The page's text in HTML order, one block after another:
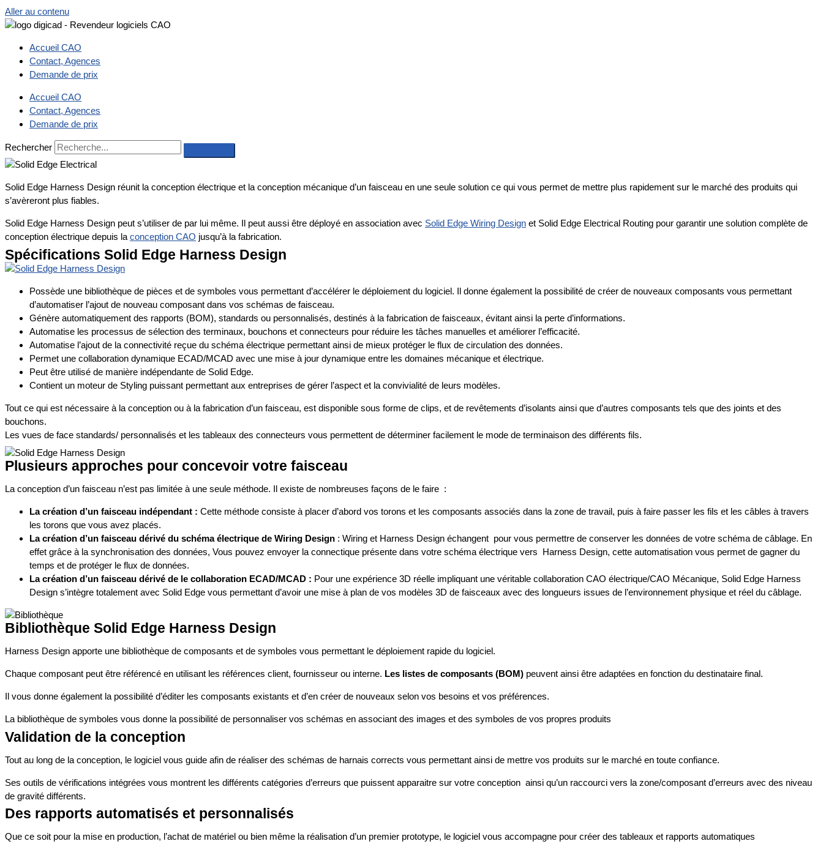
Aller au contenu
Accueil CAO
Contact, Agences
Demande de prix
Accueil CAO
Contact, Agences
Demande de prix
Rechercher
Solid Edge Harness Design réunit la conception électrique et la conception mécanique d’un faisceau en une seule solution ce qui vous permet de mettre plus rapidement sur le marché des produits qui
s’avèreront plus fiables.
Solid Edge Harness Design peut s’utiliser de par lui même. Il peut aussi être déployé en association avec Solid Edge Wiring Design et Solid Edge Electrical Routing pour garantir une solution complète de
conception électrique depuis la conception CAO jusqu’à la fabrication.
Spécifications Solid Edge Harness Design
Possède une bibliothèque de pièces et de symboles vous permettant d’accélérer le déploiement du logiciel. Il donne également la possibilité de créer de nouveaux composants vous permettant
d’automatiser l’ajout de nouveau composant dans vos schémas de faisceau.
Génère automatiquement des rapports (BOM), standards ou personnalisés, destinés à la fabrication de faisceaux, évitant ainsi la perte d’informations.
Automatise les processus de sélection des terminaux, bouchons et connecteurs pour réduire les tâches manuelles et améliorer l’efficacité.
Automatise l’ajout de la connectivité reçue du schéma électrique permettant ainsi de mieux protéger le flux de circulation des données.
Permet une collaboration dynamique ECAD/MCAD avec une mise à jour dynamique entre les domaines mécanique et électrique.
Peut être utilisé de manière indépendante de Solid Edge.
Contient un moteur de Styling puissant permettant aux entreprises de gérer l’aspect et la convivialité de leurs modèles.
Tout ce qui est nécessaire à la conception ou à la fabrication d’un faisceau, est disponible sous forme de clips, et de revêtements d’isolants ainsi que d’autres composants tels que des joints et des
bouchons.
Les vues de face standards/ personnalisés et les tableaux des connecteurs vous permettent de déterminer facilement le mode de terminaison des différents fils.
Plusieurs approches pour concevoir votre faisceau
La conception d’un faisceau n’est pas limitée à une seule méthode. Il existe de nombreuses façons de le faire :
La création d’un faisceau indépendant : Cette méthode consiste à placer d’abord vos torons et les composants associés dans la zone de travail, puis à faire passer les fils et les câbles à travers
les torons que vous avez placés.
La création d’un faisceau dérivé du schéma électrique de Wiring Design : Wiring et Harness Design échangent pour vous permettre de conserver les données de votre schéma de câblage. En
effet grâce à la synchronisation des données, Vous pouvez envoyer la connectique présente dans votre schéma électrique vers Harness Design, cette automatisation vous permet de gagner du
temps et de protéger le flux de données.
La création d’un faisceau dérivé de le collaboration ECAD/MCAD : Pour une expérience 3D réelle impliquant une véritable collaboration CAO électrique/CAO Mécanique, Solid Edge Harness
Design s’intègre totalement avec Solid Edge vous permettant d’avoir une mise à plan de vos modèles 3D de faisceaux avec des longueurs issues de l’environnement physique et réel du câblage.
Bibliothèque Solid Edge Harness Design
Harness Design apporte une bibliothèque de composants et de symboles vous permettant le déploiement rapide du logiciel.
Chaque composant peut être référencé en utilisant les références client, fournisseur ou interne. Les listes de composants (BOM) peuvent ainsi être adaptées en fonction du destinataire final.
Il vous donne également la possibilité d’éditer les composants existants et d’en créer de nouveaux selon vos besoins et vos préférences.
La bibliothèque de symboles vous donne la possibilité de personnaliser vos schémas en associant des images et des symboles de vos propres produits
Validation de la conception
Tout au long de la conception, le logiciel vous guide afin de réaliser des schémas de harnais corrects vous permettant ainsi de mettre vos produits sur le marché en toute confiance.
Ses outils de vérifications intégrées vous montrent les différents catégories d’erreurs que puissent apparaitre sur votre conception ainsi qu’un raccourci vers la zone/composant d’erreurs avec des niveau
de gravité différents.
Des rapports automatisés et personnalisés
Que ce soit pour la mise en production, l’achat de matériel ou bien même la réalisation d’un premier prototype, le logiciel vous accompagne pour créer des tableaux et rapports automatiques